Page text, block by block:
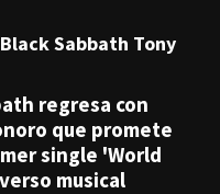
Sabbath Tony
regresa con
que promete
single 'World
musical